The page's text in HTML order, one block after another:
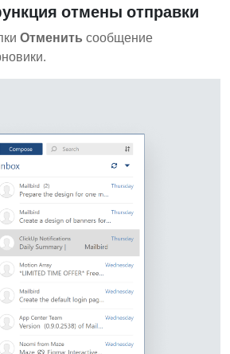
отмены отправки
Отменить сообщение